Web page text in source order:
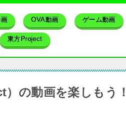
OVA動画 ゲーム動画
東方Project
の動画を楽しもう！